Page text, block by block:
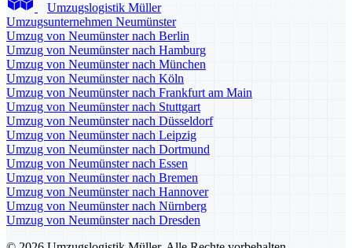
Umzugslogistik Müller
Umzugsunternehmen Neumünster
Umzug von Neumünster nach Berlin
Umzug von Neumünster nach Hamburg
Umzug von Neumünster nach München
Umzug von Neumünster nach Köln
Umzug von Neumünster nach Frankfurt am Main
Umzug von Neumünster nach Stuttgart
Umzug von Neumünster nach Düsseldorf
Umzug von Neumünster nach Leipzig
Umzug von Neumünster nach Dortmund
Umzug von Neumünster nach Essen
Umzug von Neumünster nach Bremen
Umzug von Neumünster nach Hannover
Umzug von Neumünster nach Nürnberg
Umzug von Neumünster nach Dresden